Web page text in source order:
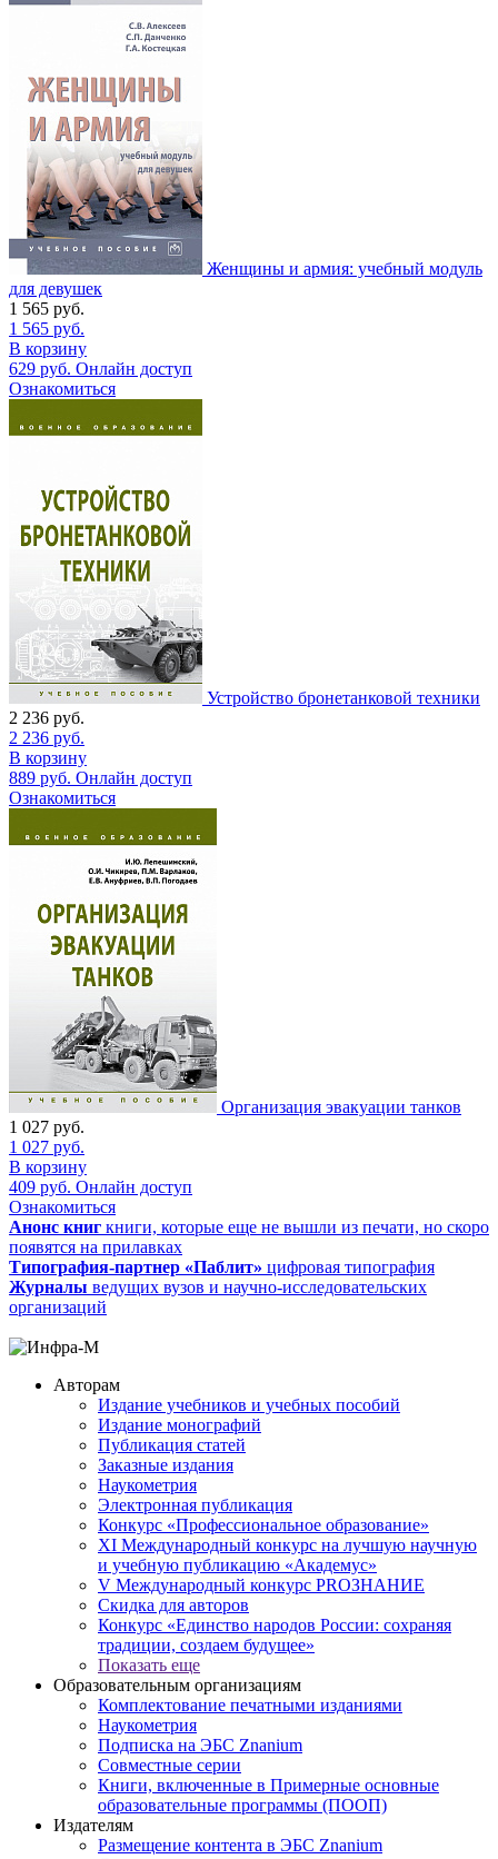
Женщины и армия: учебный модуль
для девушек
1 565 руб.
1 565 руб.
В корзину
629 руб. Онлайн доступ
Ознакомиться
Устройство бронетанковой техники
2 236 руб.
2 236 руб.
В корзину
889 руб. Онлайн доступ
Ознакомиться
Организация эвакуации танков
1 027 руб.
1 027 руб.
В корзину
409 руб. Онлайн доступ
Ознакомиться
Анонс книг книги, которые еще не вышли из печати, но скоро
появятся на прилавках
Типография-партнер «Паблит» цифровая типография
Журналы ведущих вузов и научно-исследовательских
организаций
Авторам
Издание учебников и учебных пособий
Издание монографий
Публикация статей
Заказные издания
Наукометрия
Электронная публикация
Конкурс «Профессиональное образование»
XI Международный конкурс на лучшую научную
и учебную публикацию «Академус»
V Международный конкурс PROЗНАНИЕ
Скидка для авторов
Конкурс «Единство народов России: сохраняя
традиции, создаем будущее»
Показать еще
Образовательным организациям
Комплектование печатными изданиями
Наукометрия
Подписка на ЭБС Znanium
Совместные серии
Книги, включенные в Примерные основные
образовательные программы (ПООП)
Издателям
Размещение контента в ЭБС Znanium